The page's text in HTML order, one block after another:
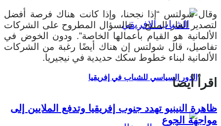
الدور السياسي للشباب في إفريقيا
وقال شولتس “إذا نجحنا، وإذا كانت هناك فرصة أفضل
لتصدير الغاز المنتج… فالسؤال المطروح على الشركات
الألمانية هو القيام بأعمالها الخاصة”. ودون الخوض في
تفاصيل، قال شولتس إن هناك أيضًا رغبة من الشركات
الألمانية لبناء خطوط سكك حديدية في نيجيريا.
اقرأ أيضا
ظاهرة النينيو تهدد جنوب إفريقيا وتدفع الملايين إلى
مواجهة الجوع